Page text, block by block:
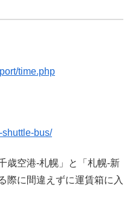
time.php
shuttle-bus/
歳空港-札幌」と「札幌-新
際に間違えずに運賃箱に入